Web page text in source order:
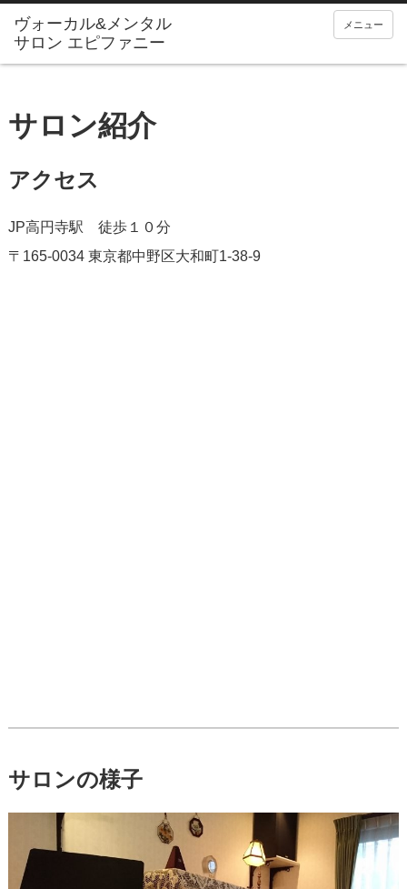
メニュー
サロン紹介
アクセス
JP高円寺駅 徒歩１０分
〒165-0034 東京都中野区大和町1-38-9
サロンの様子